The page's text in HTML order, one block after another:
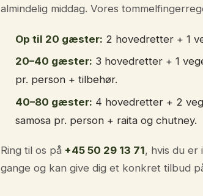
almindelig middag. Vores
Op til 20 gæster: 2 hovedretter + 1
20–40 gæster: 3 hovedretter + 1
pr. person + tilbehør.
40–80 gæster: 4 hovedretter + 2
samosa pr. person + raita og chutney.
Ring til os på +45 50 29 13 71, hvis du er
gange og kan give dig et konkret tilbud